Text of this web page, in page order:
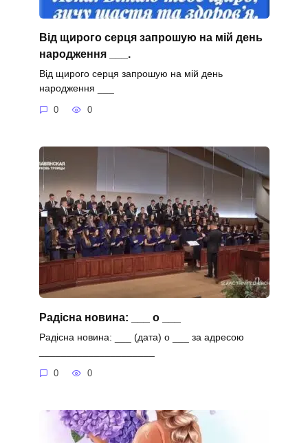
Від щирого серця запрошую на мій день
народження ___.
Від щирого серця запрошую на мій день
народження ___
0 0
Радісна новина: ___ о ___
Радісна новина: ___ (дата) о ___ за адресою
0 0